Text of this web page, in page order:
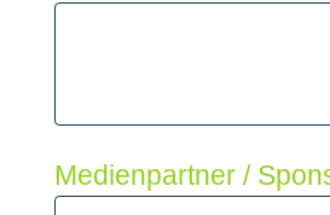
Medienpartner /